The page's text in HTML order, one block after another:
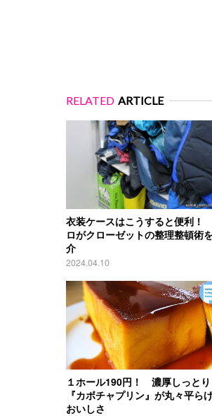
RELATED ARTICLE
衣装ケースはこうすると便利
ロがクローゼットの整理整頓術
介
2024.04.10
１ホール190円！ 濃厚しっとり
『カボチャプリン』が丸々平ら
おいしさ